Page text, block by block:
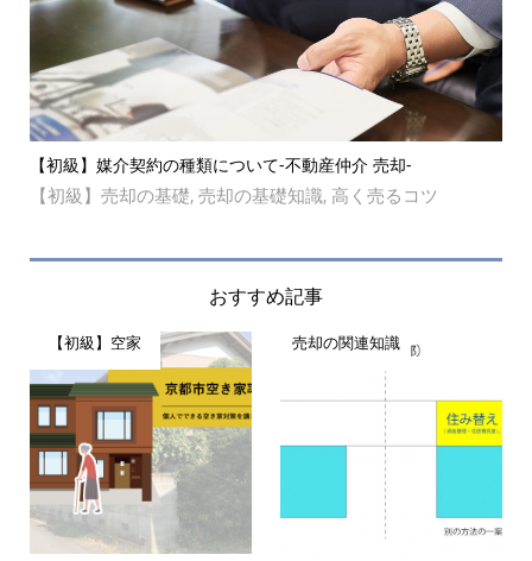
【初級】媒介契約の種類について-不動産仲介 売却-
【初級】売却の基礎, 売却の基礎知識, 高く売るコツ
おすすめ記事
【初級】空家 売却の関連知識